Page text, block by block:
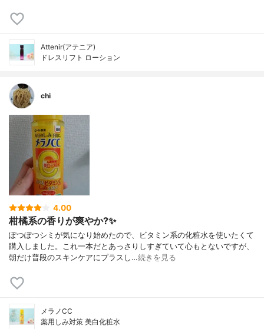
Attenir(アテニア)
ドレスリフト ローション
chi
4.00
柑橘系の香りが爽やか?✨
ぽつぽつシミが気になり始めたので、ビタミン系の化粧水を使いたくて
購入しました。これ一本だとあっさりしすぎていて心もとないですが、
朝だけ普段のスキンケアにプラスし…続きを見る
メラノCC
薬用しみ対策 美白化粧水